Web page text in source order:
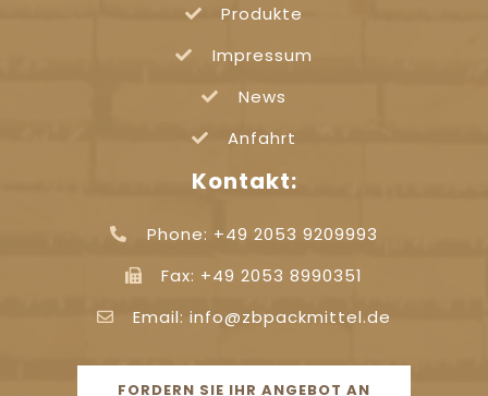
Produkte
Impressum
News
Anfahrt
Kontakt:
Phone: +49 2053 9209993
Fax: +49 2053 8990351
Email: info@zbpackmittel.de
FORDERN SIE IHR ANGEBOT AN